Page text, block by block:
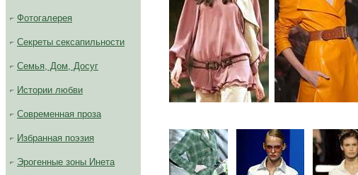
Фотогалерея
Секреты сексапильности
Семья, Дом, Досуг
Истории любви
Современная проза
Избранная поэзия
Эрогенные зоны Инета